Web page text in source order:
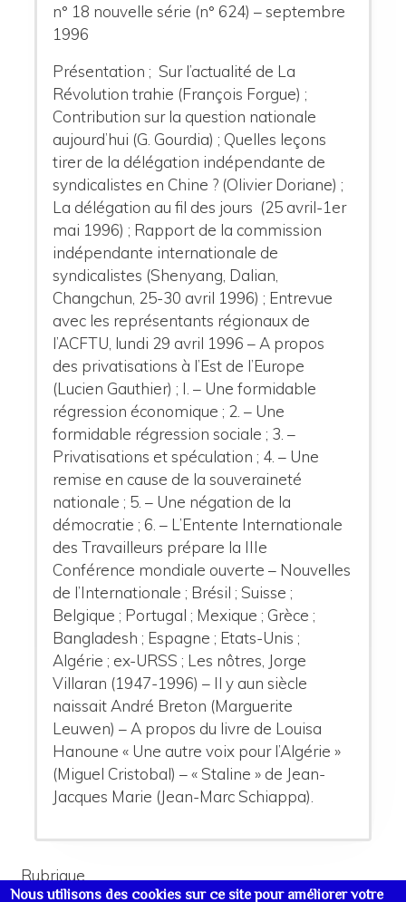
Nous utilisons des cookies sur ce site pour améliorer votre
n° 18 nouvelle série (n° 624) – septembre
1996
Présentation ; Sur l’actualité de La
Révolution trahie (François Forgue) ;
Contribution sur la question nationale
aujourd’hui (G. Gourdia) ; Quelles leçons
tirer de la délégation indépendante de
syndicalistes en Chine ? (Olivier Doriane) ;
La délégation au fil des jours (25 avril-1er
mai 1996) ; Rapport de la commission
indépendante internationale de
syndicalistes (Shenyang, Dalian,
Changchun, 25-30 avril 1996) ; Entrevue
avec les représentants régionaux de
l’ACFTU, lundi 29 avril 1996 – A propos
des privatisations à l’Est de l’Europe
(Lucien Gauthier) ; I. – Une formidable
régression économique ; 2. – Une
formidable régression sociale ; 3. –
Privatisations et spéculation ; 4. – Une
remise en cause de la souveraineté
nationale ; 5. – Une négation de la
démocratie ; 6. – L’Entente Internationale
des Travailleurs prépare la IIIe
Conférence mondiale ouverte – Nouvelles
de l’Internationale ; Brésil ; Suisse ;
Belgique ; Portugal ; Mexique ; Grèce ;
Bangladesh ; Espagne ; Etats-Unis ;
Algérie ; ex-URSS ; Les nôtres, Jorge
Villaran (1947-1996) – Il y aun siècle
naissait André Breton (Marguerite
Leuwen) – A propos du livre de Louisa
Hanoune « Une autre voix pour l’Algérie »
(Miguel Cristobal) – « Staline » de Jean-
Jacques Marie (Jean-Marc Schiappa).
Rubrique
La Vérité